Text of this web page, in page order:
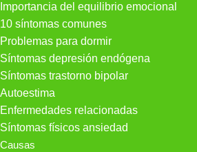
Importancia del equilibrio emocional
10 síntomas comunes
Problemas para dormir
Síntomas depresión endógena
Síntomas trastorno bipolar
Autoestima
Enfermedades relacionadas
Síntomas físicos ansiedad
Causas